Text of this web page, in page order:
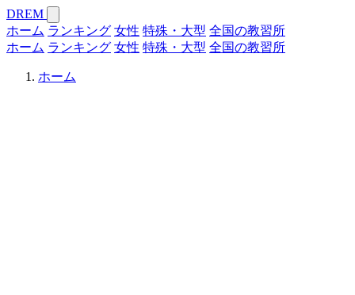
DREM
ホーム ランキング 女性 特殊・大型 全国の教習所
ホーム ランキング 女性 特殊・大型 全国の教習所
ホーム